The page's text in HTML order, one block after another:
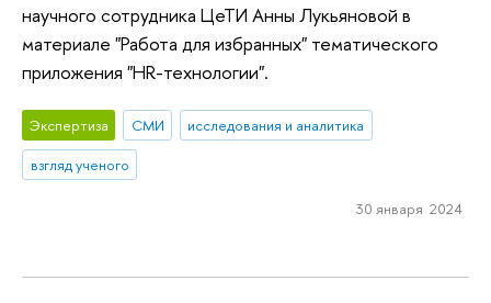
научного сотрудника ЦеТИ Анны Лукьяновой в
материале "Работа для избранных" тематического
приложения "HR-технологии".
Экспертиза СМИ
исследования и аналитика
взгляд ученого
30 января 2024